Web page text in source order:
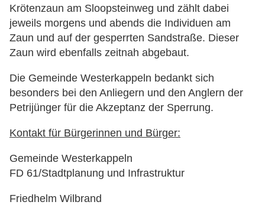
Krötenzaun am Sloopsteinweg und zählt dabei
jeweils morgens und abends die Individuen am
Zaun und auf der gesperrten Sandstraße. Dieser
Zaun wird ebenfalls zeitnah abgebaut.
Die Gemeinde Westerkappeln bedankt sich
besonders bei den Anliegern und den Anglern der
Petrijünger für die Akzeptanz der Sperrung.
Kontakt für Bürgerinnen und Bürger:
Gemeinde Westerkappeln
FD 61/Stadtplanung und Infrastruktur
Friedhelm Wilbrand